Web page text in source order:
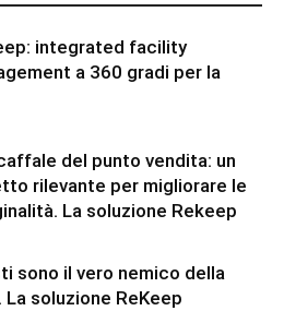
integrated facility
a 360 gradi per la
del punto vendita: un
rilevante per migliorare le
La soluzione Rekeep
sono il vero nemico della
La soluzione ReKeep